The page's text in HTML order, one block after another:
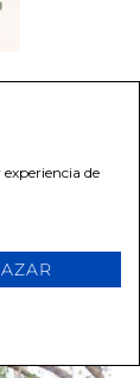
y la
al
con
de